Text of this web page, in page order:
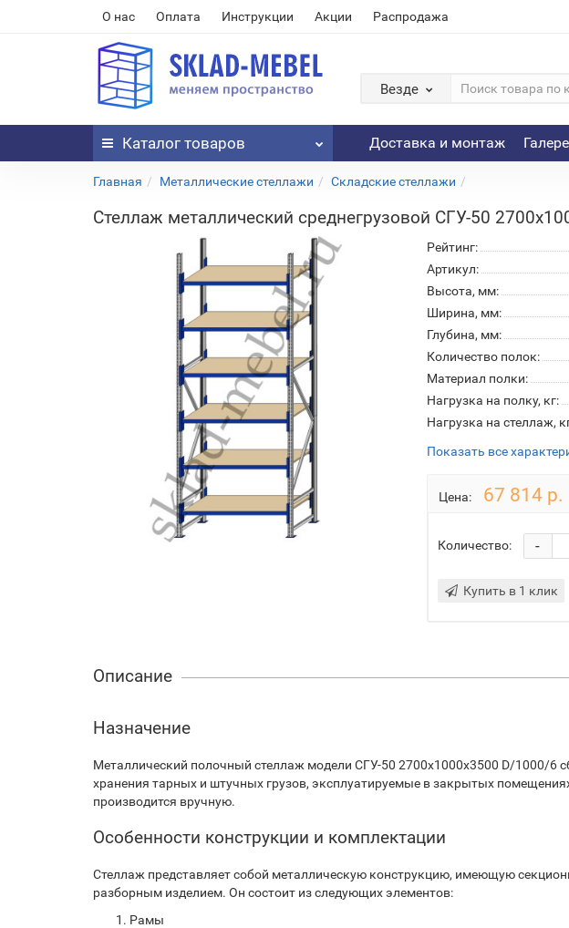
О нас Оплата Инструкции Акции Распродажа
Везде
Каталог товаров Доставка и монтаж
Главная Металлические стеллажи Складские стеллажи
Стеллаж металлический среднегрузовой СГУ-50
Рейтинг:
Артикул:
Высота, мм:
Ширина, мм:
Глубина, мм:
Количество полок:
Материал полки:
Нагрузка на полку, кг:
Нагрузка на стеллаж,
Показать все
Цена: 67 814 р.
Количество: -
Купить в 1 клик
Описание
Назначение
Металлический полочный стеллаж модели СГУ-50 2700х1000х3500 D/1000/6
хранения тарных и штучных грузов, эксплуатируемые в закрытых
производится вручную.
Особенности конструкции и комплектации
Стеллаж представляет собой металлическую конструкцию, имеющую
разборным изделием. Он состоит из следующих элементов:
Рамы